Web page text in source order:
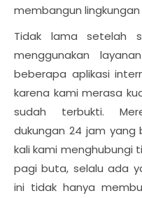
membangun
Tidak lama setelah
menggunakan
beberapa aplikasi
karena kami merasa
sudah terbukti.
dukungan 24 jam yang
kali kami menghubungi
pagi buta, selalu ada
ini tidak hanya